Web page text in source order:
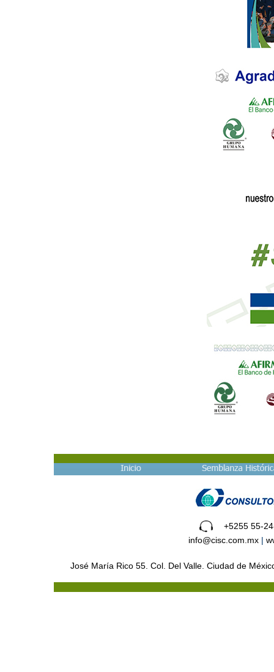
+5255 55-
info@cisc.com.mx |
José María Rico 55. Col. Del Valle. Ciudad de